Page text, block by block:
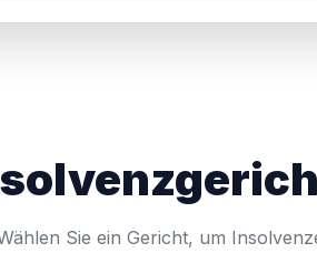
Sie ein Gericht, um